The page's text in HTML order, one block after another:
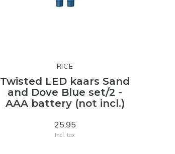
RICE
Twisted LED kaars Sand
and Dove Blue set/2 -
AAA battery (not incl.)
25,95
Incl. tax